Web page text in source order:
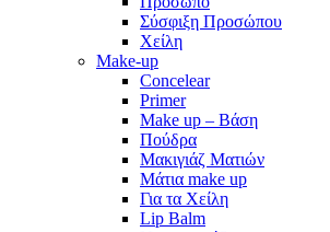
Σύσφιξη Προσώπου
Χείλη
Make-up
Concelear
Primer
Make up – Βάση
Πούδρα
Μακιγιάζ Ματιών
Μάτια make up
Για τα Χείλη
Lip Balm